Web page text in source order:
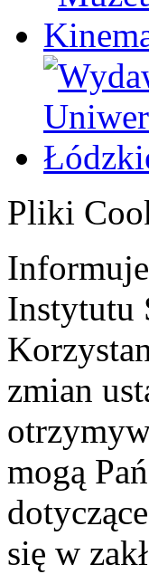
Pliki
Instytutu
zmian
mogą
się w